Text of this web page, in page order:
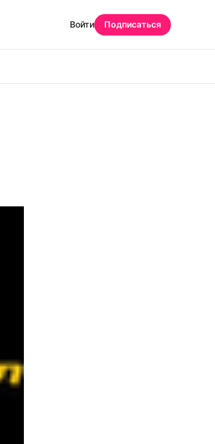
Войти Подписаться